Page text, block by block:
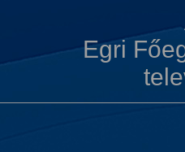
Egri